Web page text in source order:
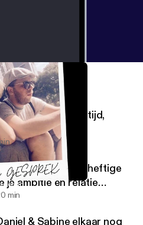
#5! Over luistertijd,
NUMMER 4: Een heftige
je ambitie en relatie
min
& Sabine elkaar nog